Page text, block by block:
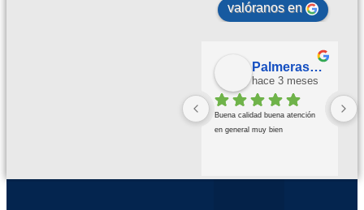
valóranos en
Palmeras Doradas
hace 3 meses
Buena calidad buena atención
en general muy bien